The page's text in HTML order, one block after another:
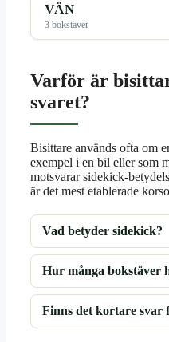
VÄN
3 bokstäver
Varför är
svaret?
Bisittare används ofta om
exempel i en bil eller som
motsvarar sidekick-
är det mest etablerade
Vad betyder sidekick?
Hur många bokstäver
Finns det kortare svar